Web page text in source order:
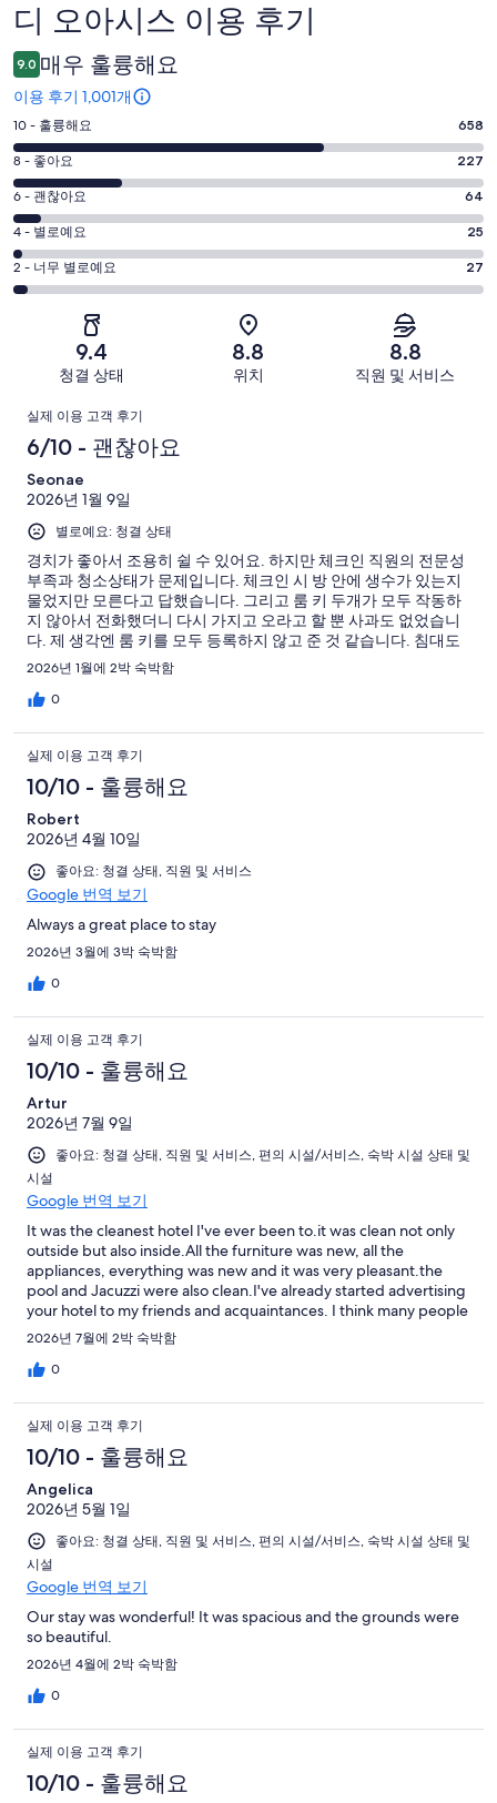
이
용
후
기
디 오아시스 이용 후기
9.0 매우 훌륭해요
이용 후기 1,001개
평
점
10
-
훌
륭
해
요.
후
기
658
10 - 훌륭해요 658
평
점
8
-
좋
아
후
기
중
227
개
8 - 좋아요 227
평
점
6
-
괜
개
이
후
기
중
64
개
6 - 괜찮아요 64
평
점
4
1001
개
이
용
후
중
25
개
4 - 별로예요 25
평
점
별
로
요.
1001
개
이
용
후
기
개
2 - 너무 별로예요 27
9.4
청결 상태
8.8
위치
8.8
직원 및 서비스
이
용
후
기
실제 이용 고객 후기
6/10 - 괜찮아요
Seonae
2026년 1월 9일
별로예요: 청결 상태
경치가 좋아서 조용히 쉴 수 있어요. 하지만 체크인 직원의 전문성
부족과 청소상태가 문제입니다. 체크인 시 방 안에 생수가 있는지
물었지만 모른다고 답했습니다. 그리고 룸 키 두개가 모두 작동하
지 않아서 전화했더니 다시 가지고 오라고 할 뿐 사과도 없었습니
다. 제 생각엔 룸 키를 모두 등록하지 않고 준 것 같습니다. 침대도
너무 불편합니다.머피침대밖에 없다면 예약 전에 미리 고지했어야
합니다. 베개는 세탁하지 않아서 냄새가 심해 사용할 수 없었어요.
2026년 1월에 2박 숙박함
0
실제 이용 고객 후기
10/10 - 훌륭해요
Robert
2026년 4월 10일
좋아요: 청결 상태, 직원 및 서비스
Google 번역 보기
Always a great place to stay
2026년 3월에 3박 숙박함
0
실제 이용 고객 후기
10/10 - 훌륭해요
Artur
2026년 7월 9일
좋아요: 청결 상태, 직원 및 서비스, 편의 시설/서비스, 숙박 시설 상태 및
시설
Google 번역 보기
It was the cleanest hotel I've ever been to.it was clean not only
outside but also inside.All the furniture was new, all the
appliances, everything was new and it was very pleasant.the
pool and Jacuzzi were also clean.I've already started advertising
your hotel to my friends and acquaintances. I think many people
should know about your hotel.
2026년 7월에 2박 숙박함
0
실제 이용 고객 후기
10/10 - 훌륭해요
Angelica
2026년 5월 1일
좋아요: 청결 상태, 직원 및 서비스, 편의 시설/서비스, 숙박 시설 상태 및
시설
Google 번역 보기
Our stay was wonderful! It was spacious and the grounds were
so beautiful.
2026년 4월에 2박 숙박함
0
실제 이용 고객 후기
10/10 - 훌륭해요